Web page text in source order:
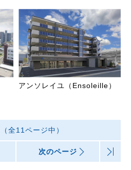
アンソレイユ（Ensoleille）
全11ページ中）
次のページ >|